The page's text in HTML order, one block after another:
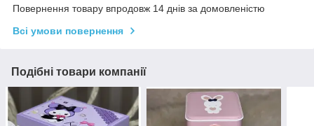
Повернення товару впродовж 14 днів за домовленістю
Всі умови повернення
Подібні товари компанії